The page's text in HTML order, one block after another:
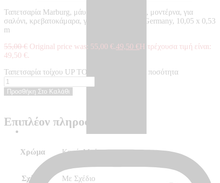
Ταπετσαρία Marburg, μάυρη καφέ, με σχέδιο, μοντέρνα, για
σαλόνι, κρεβατοκάμαρα, γραφείο – Made in Germany, 10,05 x 0,53
m
55,00€ Original price was: 55,00 €.49,50 €Η τρέχουσα τιμή είναι:
49,50 €.
Ταπετσαρία τοίχου UP TO DATE - UP34817 ποσότητα
Προσθήκη Στο Καλάθι
Επιπλέον πληροφορίες
Χρώμα Καφέ, Μαύρο
Σχέδιο Με Σχέδιο